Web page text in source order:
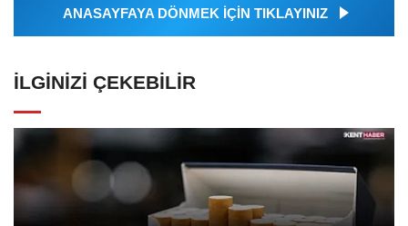
ANASAYFAYA DÖNMEK İÇİN TIKLAYINIZ
İLGINIZI ÇEKEBILIR